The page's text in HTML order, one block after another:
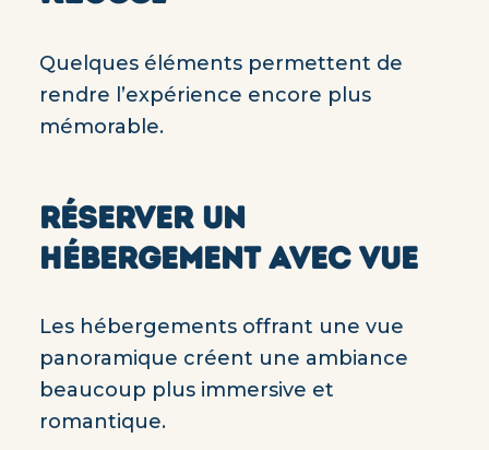
Quelques éléments permettent de
rendre l’expérience encore plus
mémorable.
RÉSERVER UN
HÉBERGEMENT AVEC VUE
Les hébergements offrant une vue
panoramique créent une ambiance
beaucoup plus immersive et
romantique.